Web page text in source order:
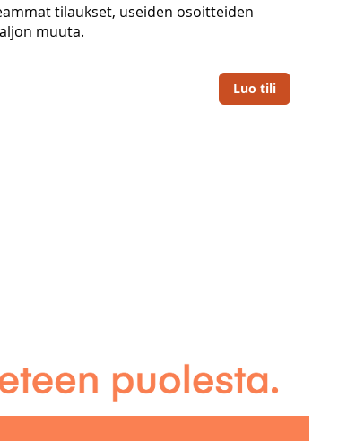
tilaukset, useiden osoitteiden
muuta.
Luo tili